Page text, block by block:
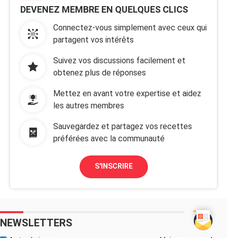
DEVENEZ MEMBRE EN QUELQUES CLICS
Connectez-vous simplement avec ceux qui
partagent vos intérêts
Suivez vos discussions facilement et
obtenez plus de réponses
Mettez en avant votre expertise et aidez
les autres membres
Sauvegardez et partagez vos recettes
préférées avec la communauté
S'INSCRIRE
NEWSLETTERS